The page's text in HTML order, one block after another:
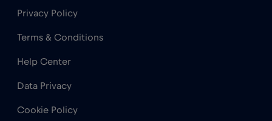
Privacy Policy
Terms & Conditions
Help Center
Data Privacy
Cookie Policy